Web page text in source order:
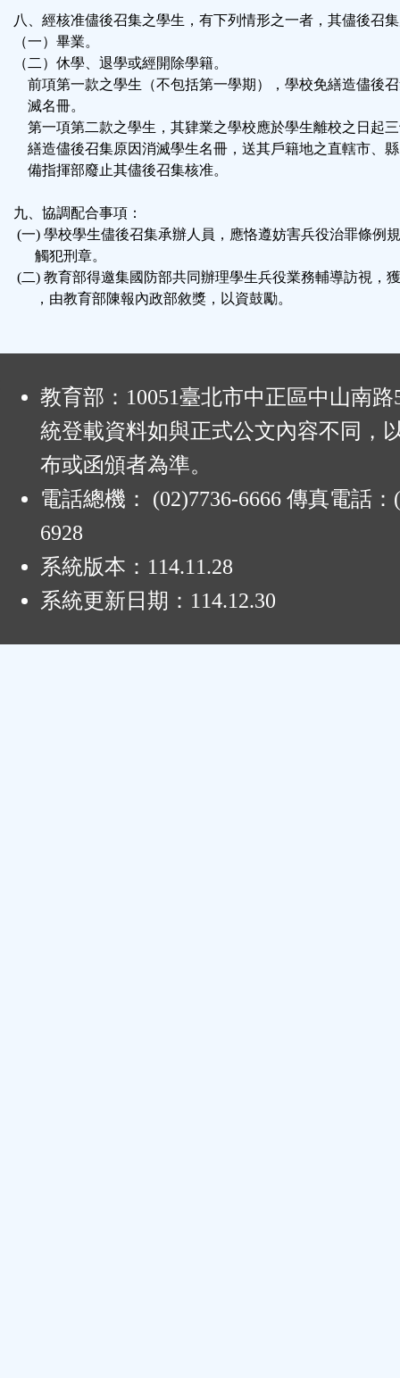
八、經核准儘後召集之學生，有下列情形之一者，其儘後召
（一）畢業。
（二）休學、退學或經開除學籍。
前項第一款之學生（不包括第一學期），學校免繕造儘後
滅名冊。
第一項第二款之學生，其肄業之學校應於學生離校之日起
繕造儘後召集原因消滅學生名冊，送其戶籍地之直轄市、
備指揮部廢止其儘後召集核准。
九、協調配合事項：
(一) 學校學生儘後召集承辦人員，應恪遵妨害兵役治罪條例
觸犯刑章。
(二) 教育部得邀集國防部共同辦理學生兵役業務輔導訪視，
，由教育部陳報內政部敘獎，以資鼓勵。
教育部：10051臺北市中正區中山南
統登載資料如與正式公文內容不同，
布或函頒者為準。
電話總機： (02)7736-6666 傳真電話：
6928
系統版本： 114.11.28
系統更新日期： 114.12.30